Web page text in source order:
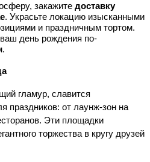
закажите доставку
. Украсьте локацию изысканными
и праздничным тортом.
день рождения по-
гламур, славится
праздников: от лаунж-зон на
Эти площадки
торжества в кругу друзей